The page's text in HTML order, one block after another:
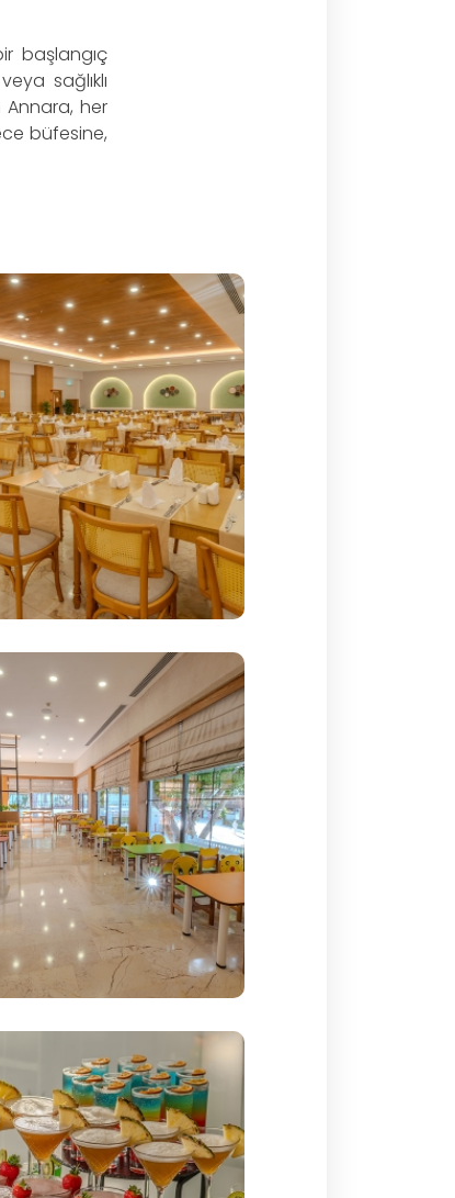
başlangıç
sağlıklı
Annara, her
büfesine,